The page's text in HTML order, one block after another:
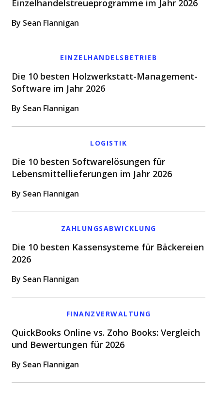
Einzelhandelstreueprogramme im Jahr 2026
By Sean Flannigan
EINZELHANDELSBETRIEB
Die 10 besten Holzwerkstatt-Management-
Software im Jahr 2026
By Sean Flannigan
LOGISTIK
Die 10 besten Softwarelösungen für
Lebensmittellieferungen im Jahr 2026
By Sean Flannigan
ZAHLUNGSABWICKLUNG
Die 10 besten Kassensysteme für Bäckereien
2026
By Sean Flannigan
FINANZVERWALTUNG
QuickBooks Online vs. Zoho Books: Vergleich
und Bewertungen für 2026
By Sean Flannigan